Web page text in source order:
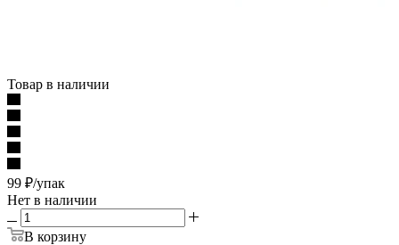
Товар в наличии
99 ₽/упак
Нет в наличии
В корзину